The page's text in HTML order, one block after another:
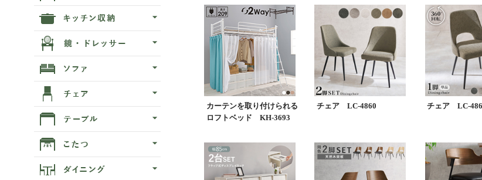
カーテンを取り付けられる
ロフトベッド KH-3693
チェア LC-4860 チェア LC-